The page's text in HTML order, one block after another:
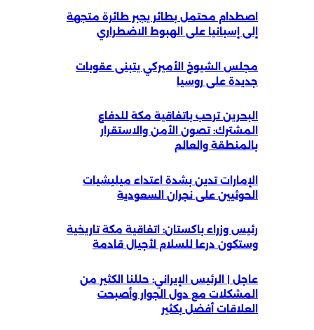
اصطدام محتمل بطائر يجبر طائرة متجهة
إلى إسبانيا على الهبوط الاضطراري
مجلس الشيوخ الأميركي يتبنى عقوبات
جديدة على روسيا
البحرين ترحب باتفاقية مكة للدفاع
المشترك: تصون الأمن والاستقرار
بالمنطقة والعالم
الإمارات تدين بشدة اعتداء ميليشيات
الحوثيين على نجران السعودية
رئيس وزراء باكستان: اتفاقية مكة تاريخية
وستكون درعا للسلام لأجيال قادمة
عاجل | الرئيس الإيراني: حللنا الكثير من
المشكلات مع دول الجوار وأصبحت
العلاقات أفضل بكثير